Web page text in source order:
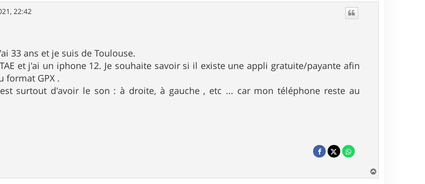
22:42
33 ans et je suis de Toulouse.
et j'ai un iphone 12. Je souhaite savoir si il existe une appli gratuite/payante afin
format GPX .
surtout d'avoir le son : à droite, à gauche , etc ... car mon téléphone reste au
a